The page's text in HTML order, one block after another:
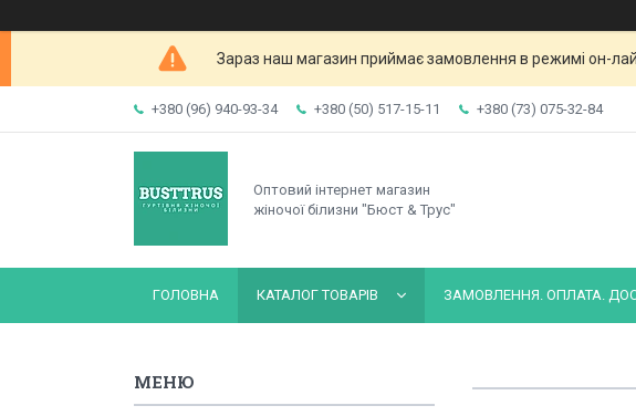
Зараз наш магазин приймає замовлення в режимі он-
+380 (96) 940-93-34 +380 (50) 517-15-11 +380 (73) 075-32-84
Оптовий інтернет магазин
жіночої білизни "Бюст & Трус"
ГОЛОВНА КАТАЛОГ ТОВАРІВ ЗАМОВЛЕННЯ. ОПЛАТА.